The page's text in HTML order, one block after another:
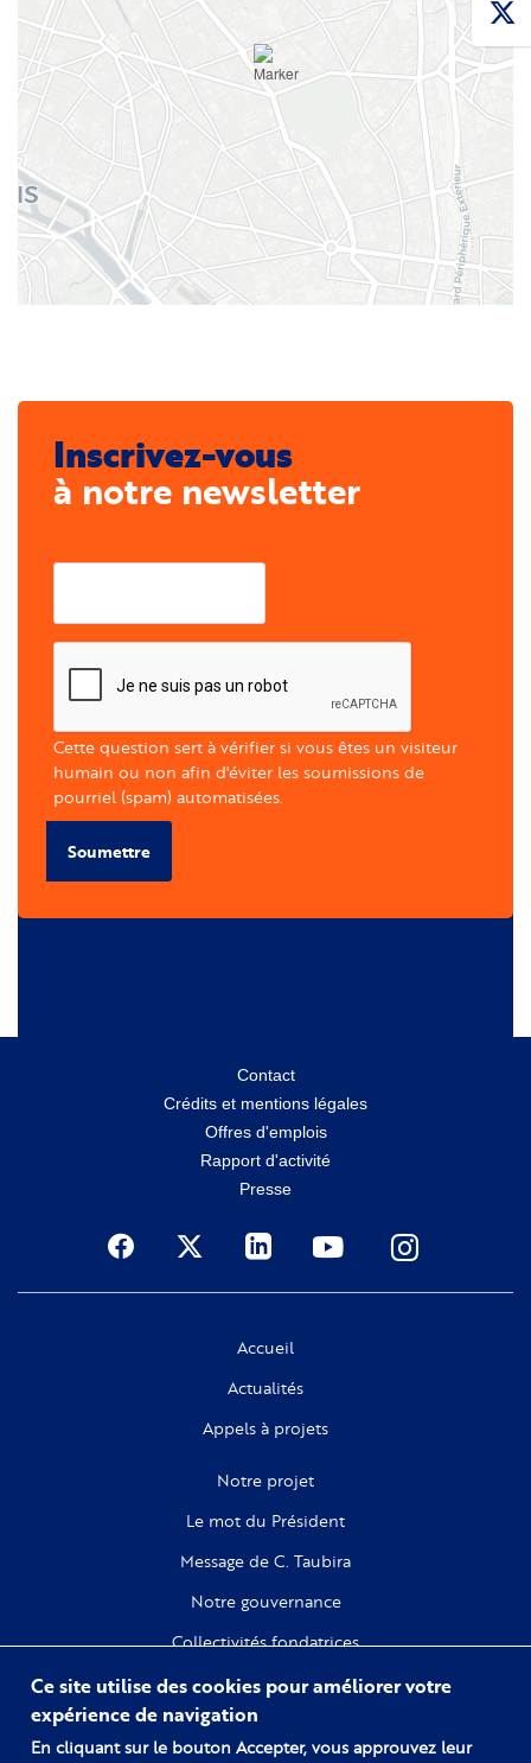
Inscrivez-vous
à notre newsletter
Cette question sert à vérifier si vous êtes un visiteur
humain ou non afin d'éviter les soumissions de
pourriel (spam) automatisées.
Soumettre
Contact
Crédits et mentions légales
Offres d'emplois
Rapport d'activité
Presse
Social
Accueil
Actualités
Appels à projets
Notre projet
Le mot du Président
Message de C. Taubira
Notre gouvernance
Collectivités fondatrices
Recherche
Ce site utilise des cookies pour améliorer votre
expérience de navigation
En cliquant sur le bouton Accepter, vous approuvez leur